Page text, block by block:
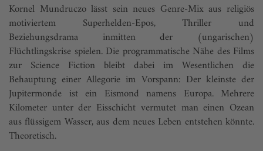
Kornel Mundruczo lässt sein neues Genre-Mix aus religiös
motiviertem Superhelden-Epos, Thriller und
Beziehungsdrama inmitten der (ungarischen)
Flüchtlingskrise spielen. Die programmatische Nähe des Films
zur Science Fiction bleibt dabei im Wesentlichen die
Behauptung einer Allegorie im Vorspann: Der kleinste der
Jupitermonde ist ein Eismond namens Europa. Mehrere
Kilometer unter der Eisschicht vermutet man einen Ozean
aus flüssigem Wasser, aus dem neues Leben entstehen könnte.
Theoretisch.